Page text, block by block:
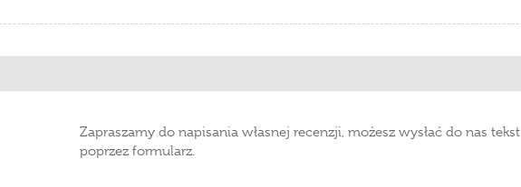
Zapraszamy do napisania własnej recenzji, możesz wysłać do nas tekst
poprzez formularz.